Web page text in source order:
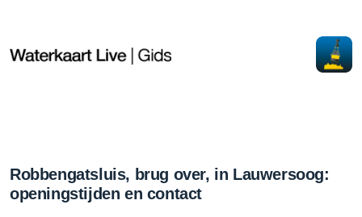
Robbengatsluis, brug over, in Lauwersoog:
openingstijden en contact